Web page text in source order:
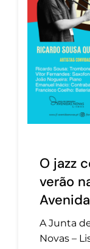
O jazz
verão
A Junta
Novas –